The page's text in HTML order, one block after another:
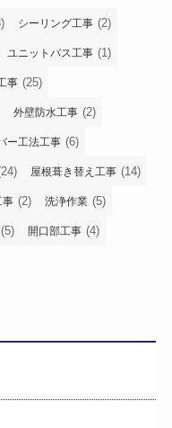
シーリング工事 (2)
ユニットバス工事 (1)
事 (25)
外壁防水工事 (2)
ー工法工事 (6)
屋根葺き替え工事 (14)
事 (2) 洗浄作業 (5)
(5) 開口部工事 (4)